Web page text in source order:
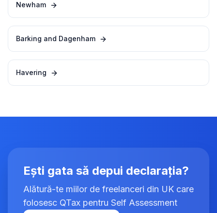
Newham
Barking and Dagenham
Havering
Ești gata să depui declarația?
Alătură-te miilor de freelanceri din UK care
folosesc QTax pentru Self Assessment